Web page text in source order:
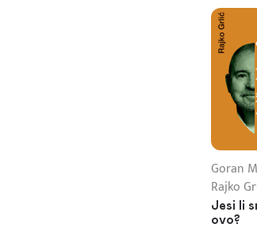
Goran
Rajko
Jesi li
ovo?